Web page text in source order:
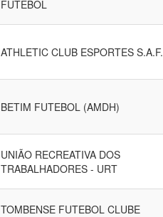
FUTEBOL
ATHLETIC CLUB ESPORTES S.A.F.
BETIM FUTEBOL (AMDH)
UNIÃO RECREATIVA DOS
TRABALHADORES - URT
TOMBENSE FUTEBOL CLUBE